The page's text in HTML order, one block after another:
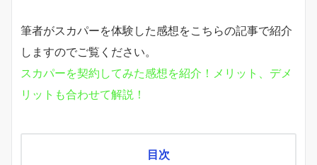
筆者がスカパーを体験した感想をこちらの記事で紹介
しますのでご覧ください。
スカパーを契約してみた感想を紹介！メリット、デメ
リットも合わせて解説！
目次